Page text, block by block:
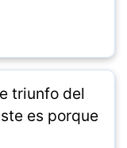
triunfo del
es porque